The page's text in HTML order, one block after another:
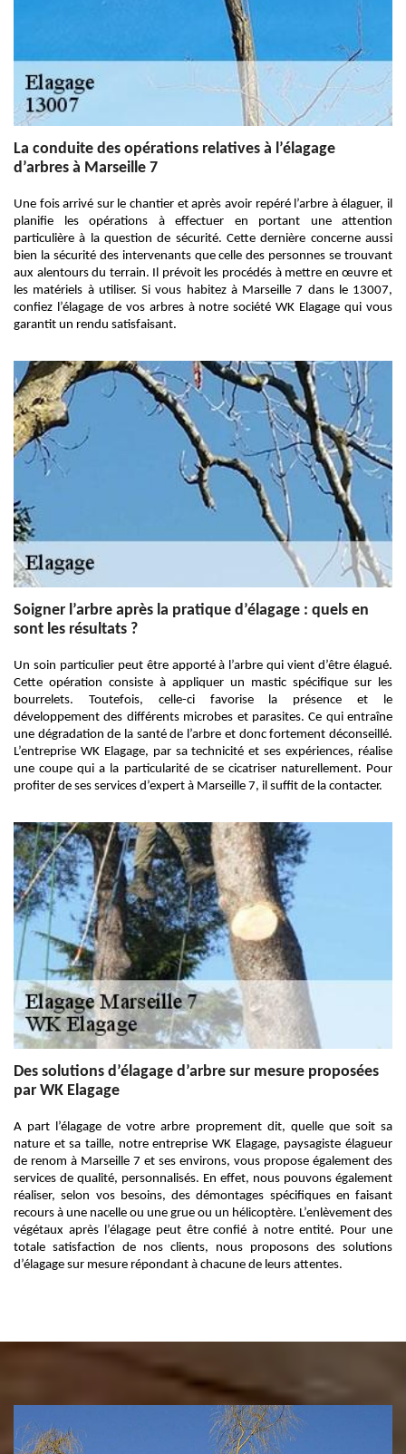
La conduite des opérations relatives à l’élagage
d’arbres à Marseille 7
Une fois arrivé sur le chantier et après avoir repéré l’arbre à élaguer, il
planifie les opérations à effectuer en portant une attention
particulière à la question de sécurité. Cette dernière concerne aussi
bien la sécurité des intervenants que celle des personnes se trouvant
aux alentours du terrain. Il prévoit les procédés à mettre en œuvre et
les matériels à utiliser. Si vous habitez à Marseille 7 dans le 13007,
confiez l’élagage de vos arbres à notre société WK Elagage qui vous
garantit un rendu satisfaisant.
Soigner l’arbre après la pratique d’élagage : quels en
sont les résultats ?
Un soin particulier peut être apporté à l’arbre qui vient d’être élagué.
Cette opération consiste à appliquer un mastic spécifique sur les
bourrelets. Toutefois, celle-ci favorise la présence et le
développement des différents microbes et parasites. Ce qui entraîne
une dégradation de la santé de l’arbre et donc fortement déconseillé.
L’entreprise WK Elagage, par sa technicité et ses expériences, réalise
une coupe qui a la particularité de se cicatriser naturellement. Pour
profiter de ses services d’expert à Marseille 7, il suffit de la contacter.
Des solutions d’élagage d’arbre sur mesure proposées
par WK Elagage
A part l’élagage de votre arbre proprement dit, quelle que soit sa
nature et sa taille, notre entreprise WK Elagage, paysagiste élagueur
de renom à Marseille 7 et ses environs, vous propose également des
services de qualité, personnalisés. En effet, nous pouvons également
réaliser, selon vos besoins, des démontages spécifiques en faisant
recours à une nacelle ou une grue ou un hélicoptère. L’enlèvement des
végétaux après l’élagage peut être confié à notre entité. Pour une
totale satisfaction de nos clients, nous proposons des solutions
d’élagage sur mesure répondant à chacune de leurs attentes.